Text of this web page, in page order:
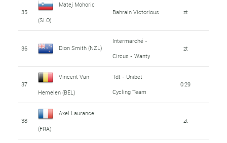
35
Matej Mohoric
(SLO)
Bahrain Victorious zt
36 Dion Smith (NZL)
Intermarché -
Circus - Wanty
zt
37
Vincent Van
Hemelen (BEL)
Tdt - Unibet
Cycling Team
0:29
38
Axel Laurance
(FRA)
zt